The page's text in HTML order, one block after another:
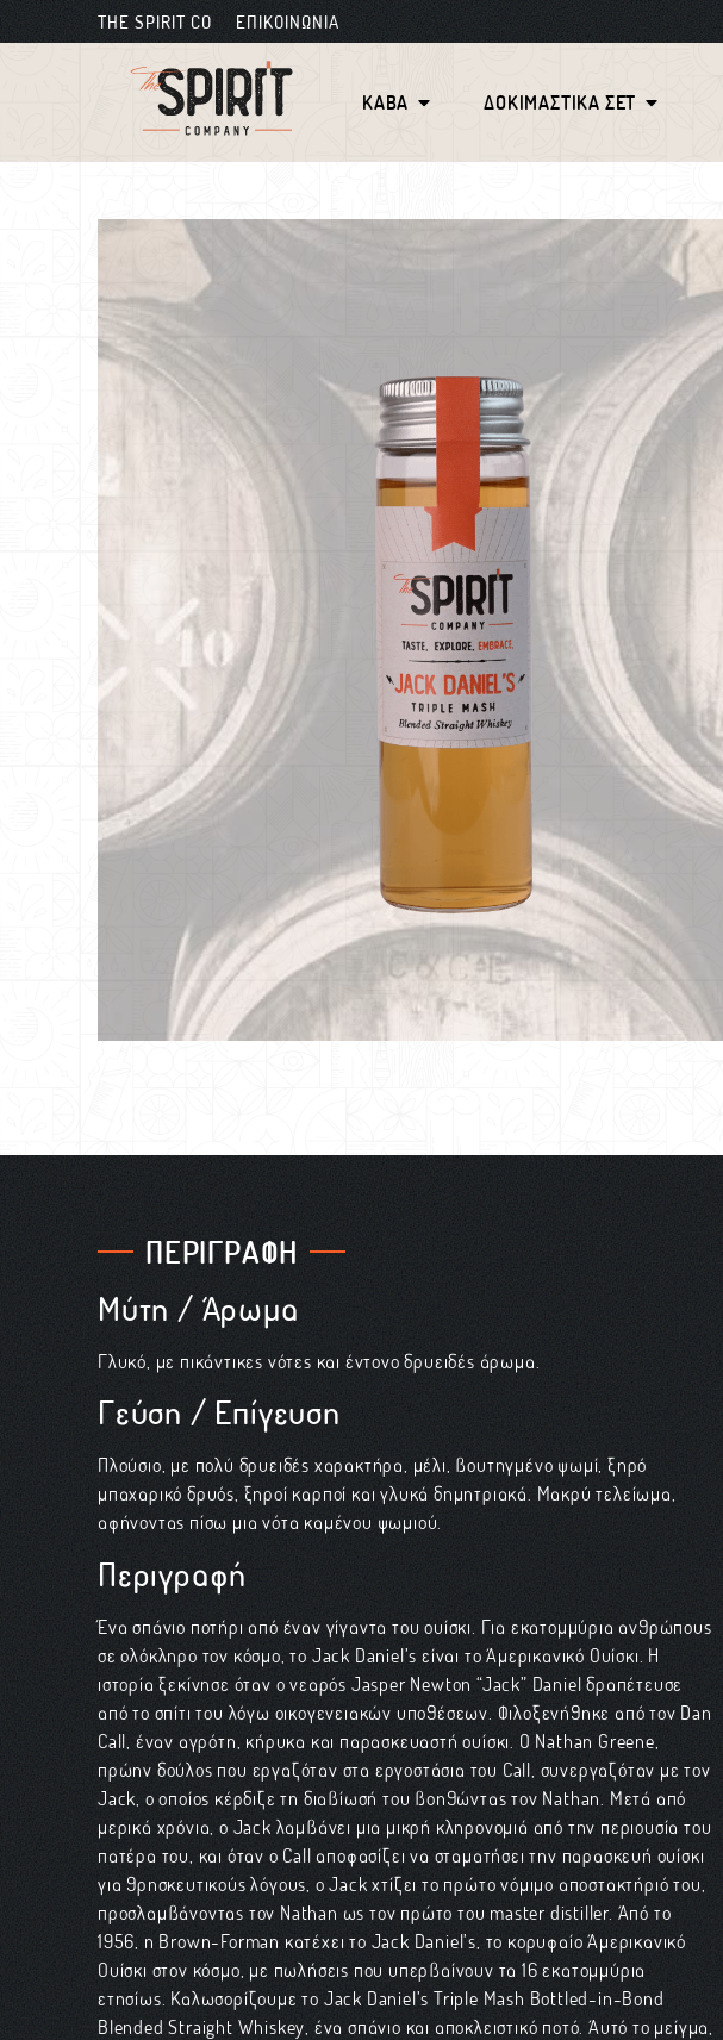
THE SPIRIT CO ΕΠΙΚΟΙΝΩΝΙΑ
ΚΑΒΑ ΔΟΚΙΜΑΣΤΙΚΑ ΣΕΤ
ΠΕΡΙΓΡΑΦΗ
Μύτη / Άρωμα
Γλυκό, με πικάντικες νότες και έντονο δρυειδές άρωμα.
Γεύση / Επίγευση
Πλούσιο, με πολύ δρυειδές χαρακτήρα, μέλι, βουτηγμένο ψωμί, ξηρό
μπαχαρικό δρυός, ξηροί καρποί και γλυκά δημητριακά. Μακρύ τελείωμα,
αφήνοντας πίσω μια νότα καμένου ψωμιού.
Περιγραφή
Ένα σπάνιο ποτήρι από έναν γίγαντα του ουίσκι. Για εκατομμύρια ανθρώπους
σε ολόκληρο τον κόσμο, το Jack Daniel’s είναι το Αμερικανικό Ουίσκι. Η
ιστορία ξεκίνησε όταν ο νεαρός Jasper Newton “Jack” Daniel δραπέτευσε
από το σπίτι του λόγω οικογενειακών υποθέσεων. Φιλοξενήθηκε από τον Dan
Call, έναν αγρότη, κήρυκα και παρασκευαστή ουίσκι. Ο Nathan Greene,
πρώην δούλος που εργαζόταν στα εργοστάσια του Call, συνεργαζόταν με τον
Jack, ο οποίος κέρδιζε τη διαβίωσή του βοηθώντας τον Nathan. Μετά από
μερικά χρόνια, ο Jack λαμβάνει μια μικρή κληρονομιά από την περιουσία του
πατέρα του, και όταν ο Call αποφασίζει να σταματήσει την παρασκευή ουίσκι
για θρησκευτικούς λόγους, ο Jack χτίζει το πρώτο νόμιμο αποστακτήριό του,
προσλαμβάνοντας τον Nathan ως τον πρώτο του master distiller. Από το
1956, η Brown-Forman κατέχει το Jack Daniel’s, το κορυφαίο Αμερικανικό
Ουίσκι στον κόσμο, με πωλήσεις που υπερβαίνουν τα 16 εκατομμύρια
ετησίως. Καλωσορίζουμε το Jack Daniel’s Triple Mash Bottled-in-Bond
Blended Straight Whiskey, ένα σπάνιο και αποκλειστικό ποτό. Αυτό το μείγμα,